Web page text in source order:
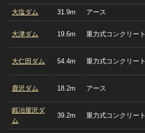
大塩ダム 31.9m アース
大津ダム 19.6m 重力式コンクリート
大仁田ダム 54.4m 重力式コンクリート
鹿沢ダム 18.2m アース
鍛冶屋沢ダ
ム
39.2m 重力式コンクリート